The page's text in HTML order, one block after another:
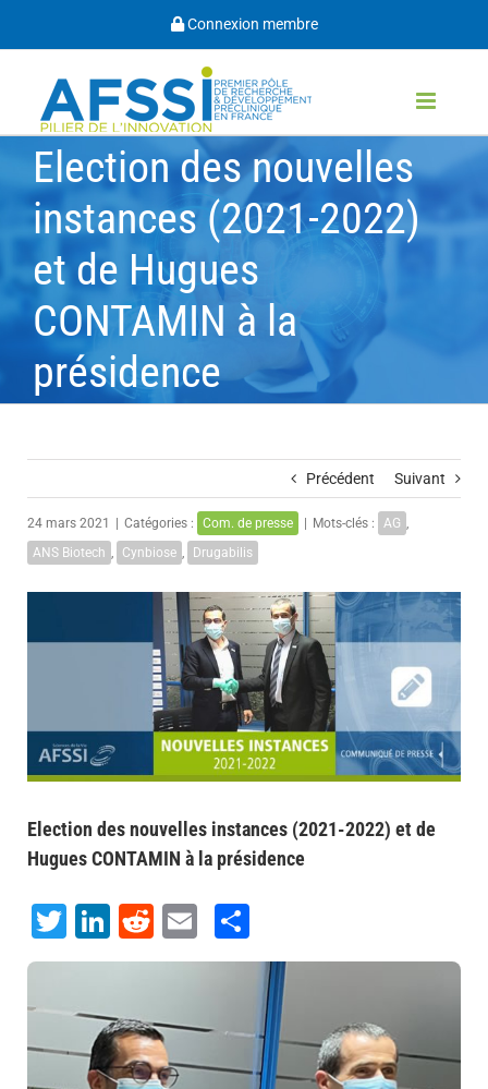
contenu
Connexion membre
Election des nouvelles
instances (2021-2022)
et de Hugues
CONTAMIN à la
présidence
Précédent Suivant
24 mars 2021 Catégories : Com. de presse Mots-clés : AG ,
ANS Biotech , Cynbiose , Drugabilis
agrandie
Election des nouvelles instances (2021-2022) et de
Hugues CONTAMIN à la présidence
Twitter
LinkedIn
RedditEmail